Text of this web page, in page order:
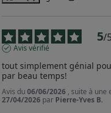
5/
Avis vérifié
tout simplement génial
par beau temps!
Avis du06/06/2026 , suite à une
27/04/2026 par Pierre-Yves B.